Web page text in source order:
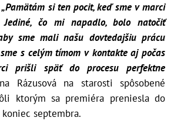
„Pamätám si ten pocit, keď sme v marci
Jediné, čo mi napadlo, bolo natočiť
sme mali našu dovtedajšiu prácu
s celým tímom v kontakte aj počas
prišli späť do procesu perfektne
Rázusová na starosti spôsobené
ktorým sa premiéra preniesla do
septembra.